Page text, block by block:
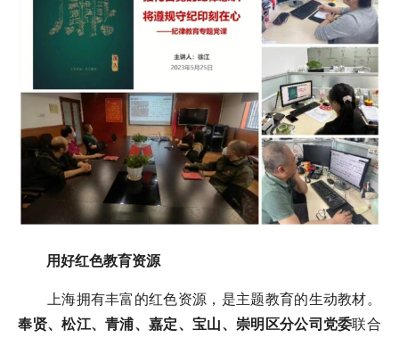
用好红色教育资源
上海拥有丰富的红色资源，是主题教育的生动教材。
奉贤、松江、青浦、嘉定、宝山、崇明区分公司党委联合